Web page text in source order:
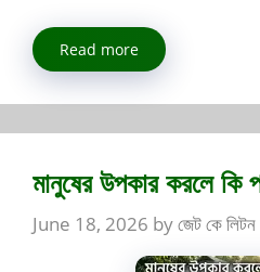
Read more
মানুষের উপকার করলে কি
June 18, 2026 byজেট কে লিটন